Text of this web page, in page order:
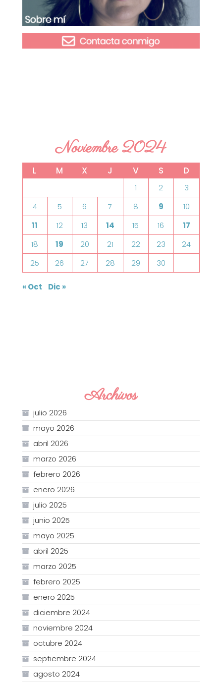
Noviembre 2024
L M X J V S D
1 2
3
4
5 6 7 8 9
10
11
12 13 14 15 16
17
18
19 20 21 22 23
24
25
26 27 28 29 30
« Oct Dic »
Archivos
julio 2026
mayo 2026
abril 2026
marzo 2026
febrero 2026
enero 2026
julio 2025
junio 2025
mayo 2025
abril 2025
marzo 2025
febrero 2025
enero 2025
diciembre 2024
noviembre 2024
octubre 2024
septiembre 2024
agosto 2024